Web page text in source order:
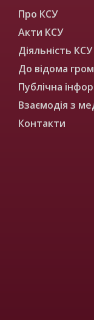
Про КСУ
Акти КСУ
Діяльність КСУ
До відома
Публічна
Взаємодія з
Контакти